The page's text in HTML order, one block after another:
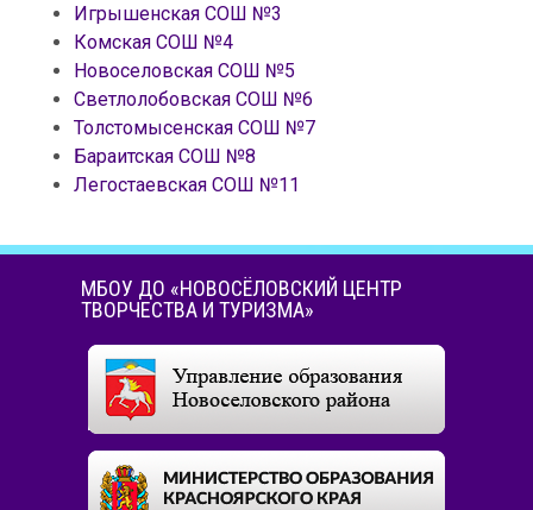
Игрышенская СОШ №3
Комская СОШ №4
Новоселовская СОШ №5
Светлолобовская СОШ №6
Толстомысенская СОШ №7
Бараитская СОШ №8
Легостаевская СОШ №11
МБОУ ДО «НОВОСЁЛОВСКИЙ ЦЕНТР
ТВОРЧЕСТВА И ТУРИЗМА»